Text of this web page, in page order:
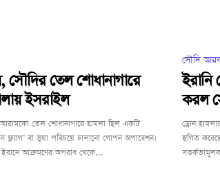
সৌদির তেল শোধানাগারে
ইসরাইল
তেল শোধানাগারে হামলা ছিল একটি
ফ্ল্যাগ’ বা ভুয়া পরিচয়ে চালানো গোপন অপারেশন।
আক্রমণের অপরাধ থেকে...
সৌদি
ইরানি
করল
ড্রোন
স্থগিত
সতর্কতামূলক